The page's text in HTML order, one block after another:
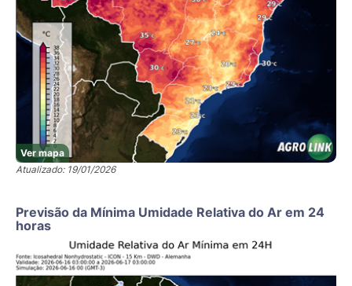
Ver mapa
Atualizado: 19/01/2026
Previsão da Mínima Umidade Relativa do Ar em 24
horas